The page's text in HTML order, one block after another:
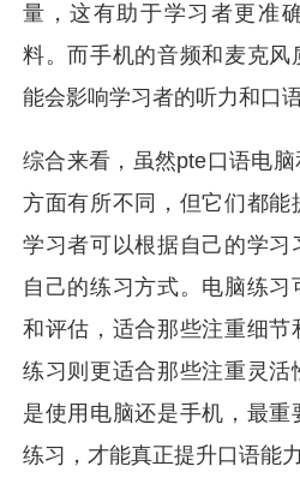
量，这有助于学习者更准
料。而手机的音频和麦克
能会影响学习者的听力和口语
综合来看，虽然pte口语电
方面有所不同，但它们都能
学习者可以根据自己的学习
自己的练习方式。电脑练
和评估，适合那些注重细
练习则更适合那些注重灵活
是使用电脑还是手机，最
练习，才能真正提升口语能力